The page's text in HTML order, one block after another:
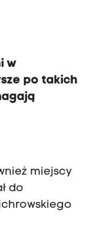
w
po takich
miejscy
do